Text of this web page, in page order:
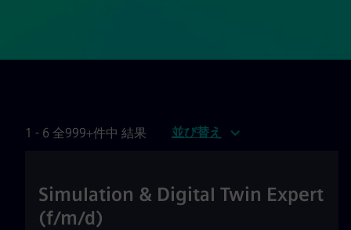
1 - 6 全999+件中 結果 並び替え
Simulation & Digital Twin Expert
(f/m/d)